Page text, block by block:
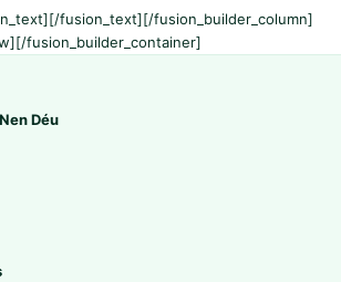
fusion_text][/fusion_builder_column]
fusion_builder_container]
Déu